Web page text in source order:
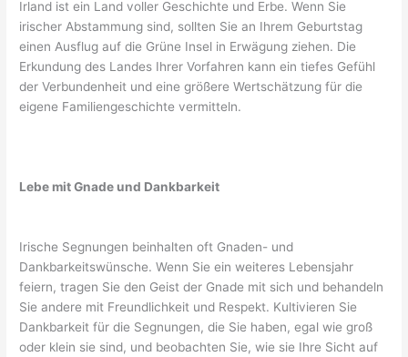
Irland ist ein Land voller Geschichte und Erbe. Wenn Sie
irischer Abstammung sind, sollten Sie an Ihrem Geburtstag
einen Ausflug auf die Grüne Insel in Erwägung ziehen. Die
Erkundung des Landes Ihrer Vorfahren kann ein tiefes Gefühl
der Verbundenheit und eine größere Wertschätzung für die
eigene Familiengeschichte vermitteln.
Lebe mit Gnade und Dankbarkeit
Irische Segnungen beinhalten oft Gnaden- und
Dankbarkeitswünsche. Wenn Sie ein weiteres Lebensjahr
feiern, tragen Sie den Geist der Gnade mit sich und behandeln
Sie andere mit Freundlichkeit und Respekt. Kultivieren Sie
Dankbarkeit für die Segnungen, die Sie haben, egal wie groß
oder klein sie sind, und beobachten Sie, wie sie Ihre Sicht auf